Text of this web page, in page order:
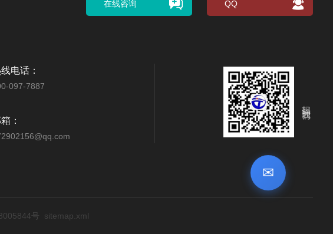
✉
在线咨询 QQ
电话：
097-7887
：
号 sitemap.xml